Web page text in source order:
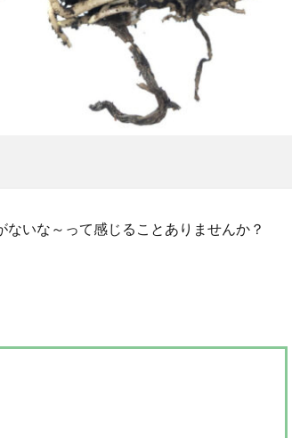
いな～って感じることありませんか？